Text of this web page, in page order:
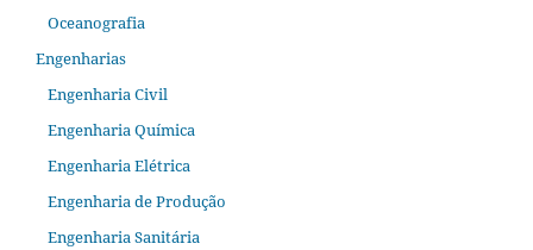
Oceanografia
Engenharias
Engenharia Civil
Engenharia Química
Engenharia Elétrica
Engenharia de Produção
Engenharia Sanitária